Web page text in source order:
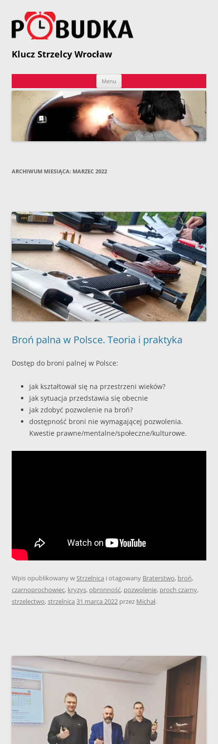
treści
Klucz Strzelcy Wrocław
Menu
ARCHIWUM MIESIĄCA: MARZEC 2022
Broń palna w Polsce. Teoria i praktyka
Dostęp do broni palnej w Polsce:
jak kształtował się na przestrzeni wieków?
jak sytuacja przedstawia się obecnie
jak zdobyć pozwolenie na broń?
dostępność broni nie wymagającej pozwolenia.
Kwestie prawne/mentalne/społeczne/kulturowe.
Wpis opublikowany wStrzelnica i otagowany Braterstwo, broń,
czarnoprochowiec, kryzys,obronność, pozwolenie, proch czarny,
strzelectwo,strzelnica 31 marca 2022 przez Michał.